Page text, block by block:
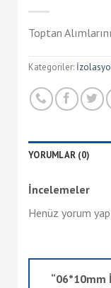
Toptan
Kategoriler:
YORUMLAR (0)
İncelemeler
Henüz yorum